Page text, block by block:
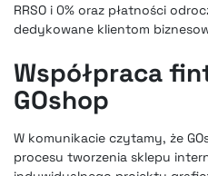
RRSO i 0% oraz płatności
dedykowane klientom
Współpraca
GOshop
W komunikacie czytamy, że
procesu tworzenia sklepu